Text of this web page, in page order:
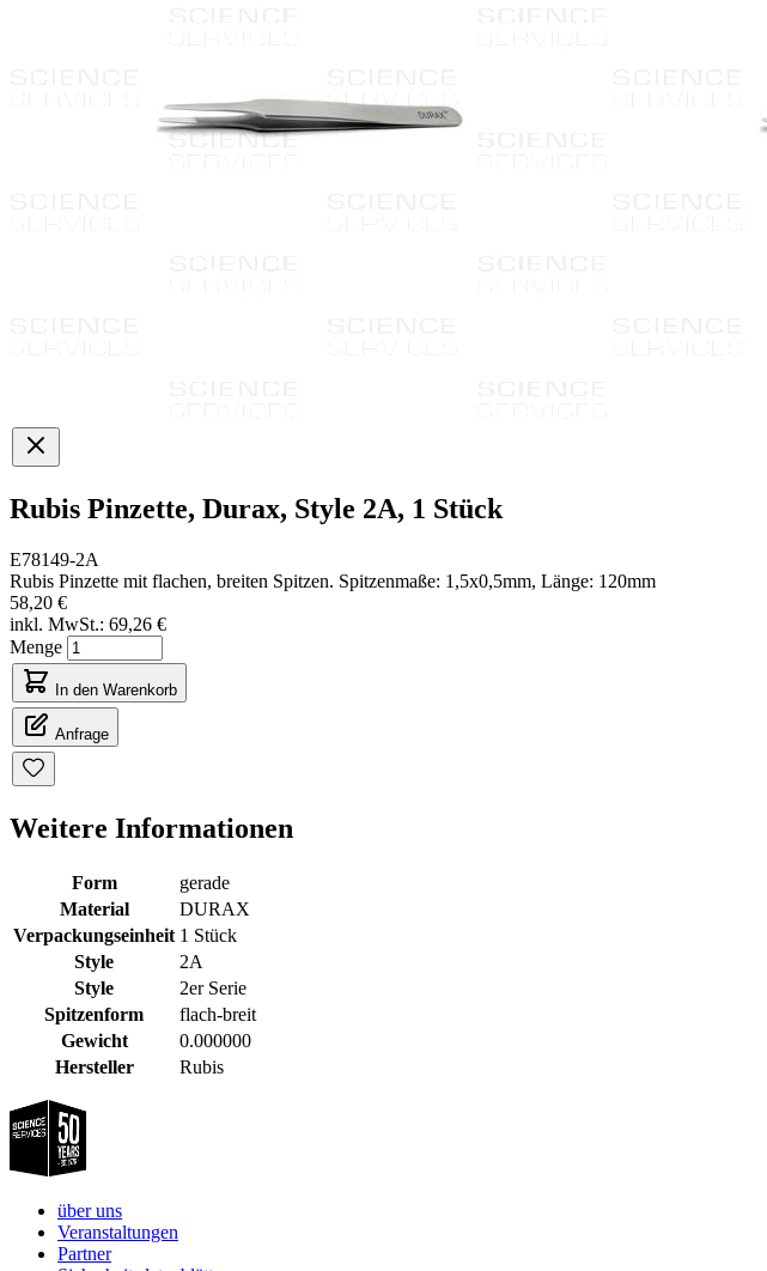
Rubis Pinzette, Durax, Style 2A, 1 Stück
E78149-2A
Rubis Pinzette mit flachen, breiten Spitzen. Spitzenmaße: 1,5x0,5mm, Länge: 120mm
58,20 €
inkl. MwSt.: 69,26 €
Menge
In den Warenkorb
Anfrage
Weitere Informationen
Form
gerade
Material
DURAX
Verpackungseinheit 1 Stück
Style
2A
Style
2er Serie
Spitzenform
flach-breit
Gewicht
0.000000
Hersteller
Rubis
über uns
Veranstaltungen
Partner